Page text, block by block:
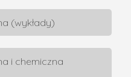
(wykłady)
i chemiczna